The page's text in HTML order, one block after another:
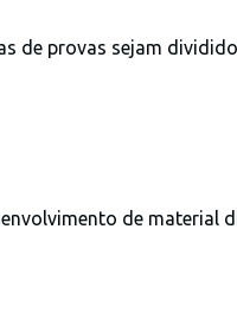
de provas sejam
de